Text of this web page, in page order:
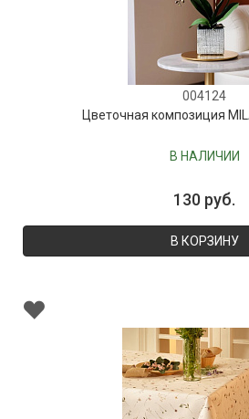
004124
Цветочная композиция
В НАЛИЧИИ
130 руб.
В КОРЗИНУ